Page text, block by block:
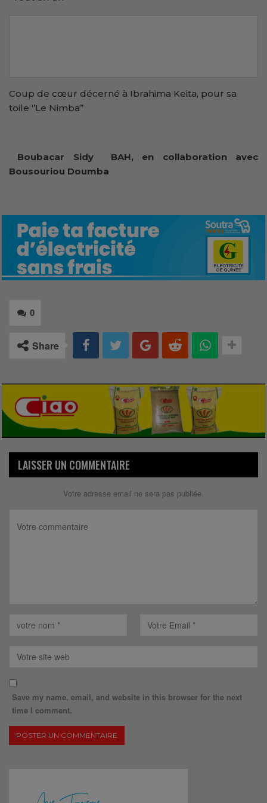
Coup de cœur décerné à Ibrahima Keita, pour sa
toile ‘’Le Nimba’’
Boubacar Sidy BAH, en collaboration avec
Bousouriou Doumba
0
Share
LAISSER UN COMMENTAIRE
Votre adresse email ne sera pas publiée.
Save my name, email, and website in this browser for the next
time I comment.